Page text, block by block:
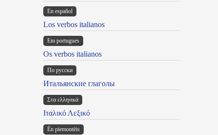
En español
Los verbos italianos
Em portugues
Os verbos italianos
По русски
Итальянские глаголы
Στα ελληνικά
Ιταλικό Λεξικό
Ën piemontèis